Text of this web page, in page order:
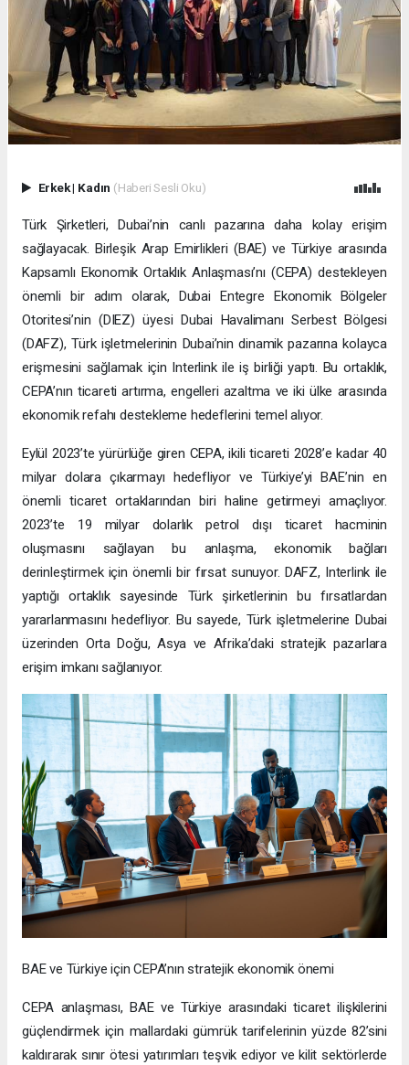
Erkek| Kadın (Haberi Sesli Oku)
Türk Şirketleri, Dubai’nin canlı pazarına daha kolay erişim
sağlayacak. Birleşik Arap Emirlikleri (BAE) ve Türkiye arasında
Kapsamlı Ekonomik Ortaklık Anlaşması’nı (CEPA) destekleyen
önemli bir adım olarak, Dubai Entegre Ekonomik Bölgeler
Otoritesi’nin (DIEZ) üyesi Dubai Havalimanı Serbest Bölgesi
(DAFZ), Türk işletmelerinin Dubai’nin dinamik pazarına kolayca
erişmesini sağlamak için Interlink ile iş birliği yaptı. Bu ortaklık,
CEPA’nın ticareti artırma, engelleri azaltma ve iki ülke arasında
ekonomik refahı destekleme hedeflerini temel alıyor.
Eylül 2023’te yürürlüğe giren CEPA, ikili ticareti 2028’e kadar 40
milyar dolara çıkarmayı hedefliyor ve Türkiye’yi BAE’nin en
önemli ticaret ortaklarından biri haline getirmeyi amaçlıyor.
2023’te 19 milyar dolarlık petrol dışı ticaret hacminin
oluşmasını sağlayan bu anlaşma, ekonomik bağları
derinleştirmek için önemli bir fırsat sunuyor. DAFZ, Interlink ile
yaptığı ortaklık sayesinde Türk şirketlerinin bu fırsatlardan
yararlanmasını hedefliyor. Bu sayede, Türk işletmelerine Dubai
üzerinden Orta Doğu, Asya ve Afrika’daki stratejik pazarlara
erişim imkanı sağlanıyor.
BAE ve Türkiye için CEPA’nın stratejik ekonomik önemi
CEPA anlaşması, BAE ve Türkiye arasındaki ticaret ilişkilerini
güçlendirmek için mallardaki gümrük tarifelerinin yüzde 82’sini
kaldırarak sınır ötesi yatırımları teşvik ediyor ve kilit sektörlerde